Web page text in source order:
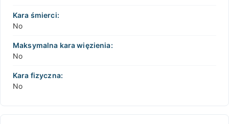
Kara śmierci:
No
Maksymalna kara więzienia:
No
Kara fizyczna:
No